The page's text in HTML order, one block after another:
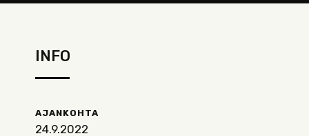
INFO
AJANKOHTA
24.9.2022